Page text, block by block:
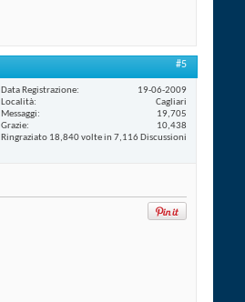
#5
Data Registrazione
19-06-2009
Località
Cagliari
Messaggi
19,705
Grazie
10,438
Ringraziato 18,840 volte in 7,116 Discussioni